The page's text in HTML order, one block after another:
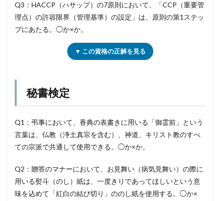
Q3：HACCP（ハサップ）の7原則において、「CCP（重要管
理点）の許容限界（管理基準）の設定」は、原則の第1ステッ
プにあたる。◯か×か。
▼ この資格の正解を見る
秘書検定
Q1：弔事において、香典の表書きに用いる「御霊前」という
言葉は、仏教（浄土真宗を含む）、神道、キリスト教のすべ
ての宗派で共通して使用できる。◯か×か。
Q2：贈答のマナーにおいて、お見舞い（病気見舞い）の際に
用いる熨斗（のし）紙は、一度きりであってほしいという意
味を込めて「紅白の結び切り」ののし紙を使用する。◯か×